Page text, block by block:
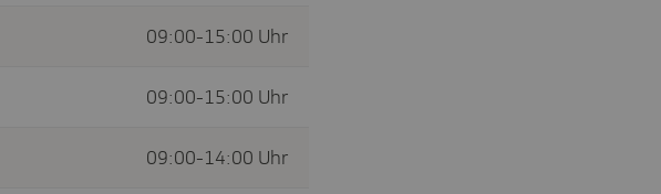
09:00-15:00 Uhr
09:00-15:00 Uhr
09:00-14:00 Uhr